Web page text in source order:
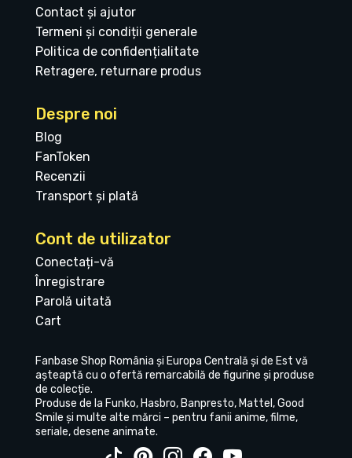
Contact și ajutor
Termeni și condiții generale
Politica de confidențialitate
Retragere, returnare produs
Despre noi
Blog
FanToken
Recenzii
Transport și plată
Cont de utilizator
Conectați-vă
Înregistrare
Parolă uitată
Cart
Fanbase Shop România și Europa Centrală și de Est vă
așteaptă cu o ofertă remarcabilă de figurine și produse
de colecție.
Produse de la Funko, Hasbro, Banpresto, Mattel, Good
Smile și multe alte mărci – pentru fanii anime, filme,
seriale, desene animate.